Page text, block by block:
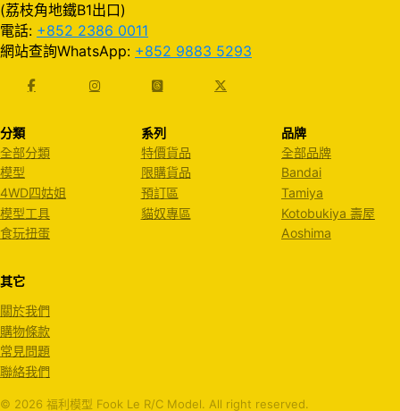
(荔枝角地鐵B1出口)
電話: +852 2386 0011
網站查詢WhatsApp: +852 9883 5293
分類
全部分類
模型
4WD四姑姐
模型工具
食玩扭蛋
系列
特價貨品
限購貨品
預訂區
貓奴專區
品牌
全部品牌
Bandai
Tamiya
Kotobukiya 壽屋
Aoshima
其它
關於我們
購物條款
常見問題
聯絡我們
© 2026 福利模型 Fook Le R/C Model. All right reserved.